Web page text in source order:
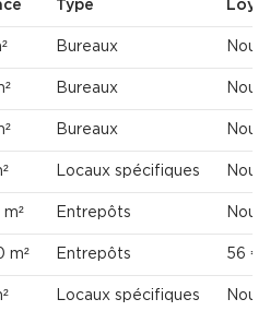
Type
Bureaux
Bureaux
Bureaux
Locaux spécifiques
m² Entrepôts
m² Entrepôts 56 €
Locaux spécifiques